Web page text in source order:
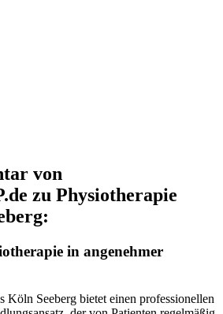
von
zu Physiotherapie
in angenehmer
Köln Seeberg bietet einen professionellen